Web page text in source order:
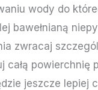
wody do
bawełnianą
zwracaj
powierchnię
jeszcze lepiej